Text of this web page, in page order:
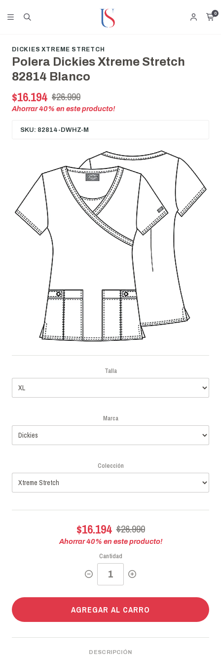
0
DICKIES XTREME STRETCH
Polera Dickies Xtreme Stretch
82814 Blanco
$16.194 $26.990
Ahorrar40% en este producto!
SKU: 82814-DWHZ-M
Talla
Marca
Colección
$16.194 $26.990
Ahorrar40% en este producto!
Cantidad
AGREGAR AL CARRO
DESCRIPCIÓN